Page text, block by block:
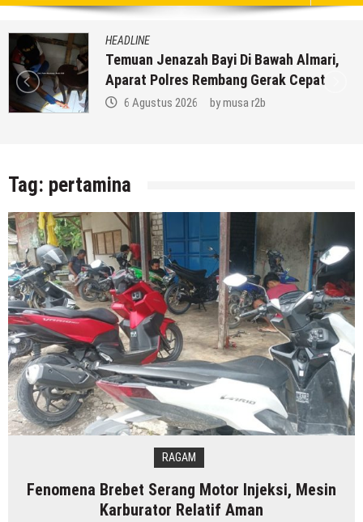
HEADLINE
Temuan Jenazah Bayi Di Bawah Almari,
Aparat Polres Rembang Gerak Cepat
6 Agustus 2026 bymusa r2b
Tag: pertamina
RAGAM
Fenomena Brebet Serang Motor Injeksi, Mesin
Karburator Relatif Aman